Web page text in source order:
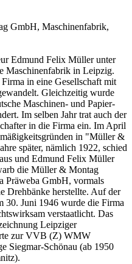
GmbH, Maschinenfabrik,
Edmund Felix Müller unter
Maschinenfabrik in Leipzig.
in eine Gesellschaft mit
Gleichzeitig wurde
Maschinen- und Papier-
Im selben Jahr trat auch der
in die Firma ein. Im April
in "Müller &
später, nämlich 1922, schied
und Edmund Felix Müller
die Müller & Montag
Präweba GmbH, vormals
Drehbänke herstellte. Auf der
30. Juni 1946 wurde die Firma
verstaatlicht. Das
Leipziger
zur VVB (Z) WMW
Siegmar-Schönau (ab 1950